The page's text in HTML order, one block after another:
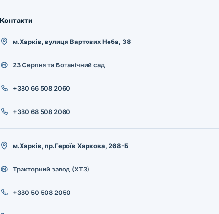
Контакти
м.Харків, вулиця Вартових Неба, 38
23 Серпня та Ботанічний сад
+380 66 508 2060
+380 68 508 2060
м.Харків, пр.Героїв Харкова, 268-Б
Тракторний завод (ХТЗ)
+380 50 508 2050